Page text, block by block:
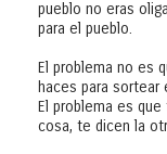
pueblo no eras
para el pueblo.
El problema no es
haces para sortear
El problema es
cosa, te dicen la